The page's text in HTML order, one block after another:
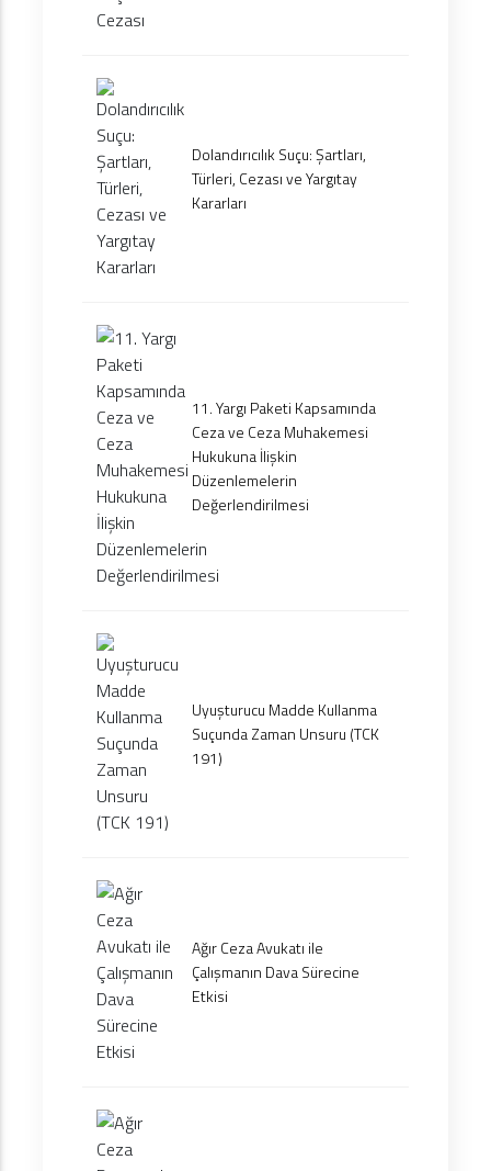
Dolandırıcılık Suçu: Şartları,
Türleri, Cezası ve Yargıtay
Kararları
11. Yargı Paketi Kapsamında
Ceza ve Ceza Muhakemesi
Hukukuna İlişkin
Düzenlemelerin
Değerlendirilmesi
Uyuşturucu Madde Kullanma
Suçunda Zaman Unsuru (TCK
191)
Ağır Ceza Avukatı ile
Çalışmanın Dava Sürecine
Etkisi